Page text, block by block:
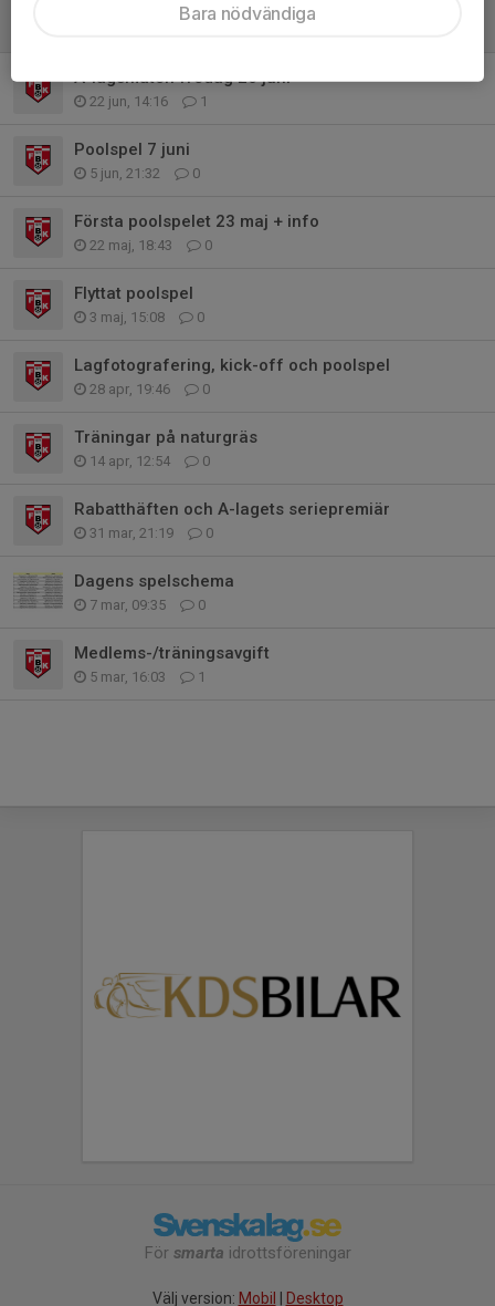
A-lagsmatch fredag 26 juni
22 jun, 14:16 1
Poolspel 7 juni
5 jun, 21:32 0
Första poolspelet 23 maj + info
22 maj, 18:43 0
Flyttat poolspel
3 maj, 15:08 0
Lagfotografering, kick-off och poolspel
28 apr, 19:46 0
Träningar på naturgräs
14 apr, 12:54 0
Rabatthäften och A-lagets seriepremiär
31 mar, 21:19 0
Dagens spelschema
7 mar, 09:35 0
Medlems-/träningsavgift
5 mar, 16:03 1
För smarta idrottsföreningar
Välj version: Mobil | Desktop
Bara nödvändiga